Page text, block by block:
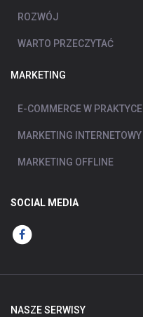
ROZWÓJ
WARTO PRZECZYTAĆ
MARKETING
E-COMMERCE W PRAKTYCE
MARKETING INTERNETOWY
MARKETING OFFLINE
SOCIAL MEDIA
NASZE SERWISY